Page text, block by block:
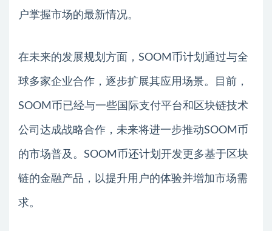
户掌握市场的最新情况。
在未来的发展规划方面，SOOM币计划通过与全
球多家企业合作，逐步扩展其应用场景。目前，
SOOM币已经与一些国际支付平台和区块链技术
公司达成战略合作，未来将进一步推动SOOM币
的市场普及。SOOM币还计划开发更多基于区块
链的金融产品，以提升用户的体验并增加市场需
求。